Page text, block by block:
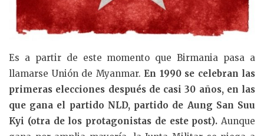
Es a partir de este momento que Birmania pasa a
llamarse Unión de Myanmar. En 1990 se celebran las
primeras elecciones después de casi 30 años, en las
que gana el partido NLD, partido de Aung San Suu
Kyi (otra de los protagonistas de este post). Aunque